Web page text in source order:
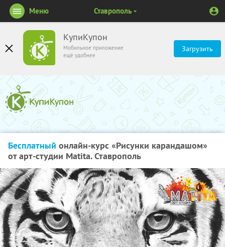
КупиКупон
Мобильное приложение
ещё удобнее
Загрузить
Меню Ставрополь
Бесплатный онлайн-курс «Рисунки карандашом»
от арт-студии Matita. Ставрополь